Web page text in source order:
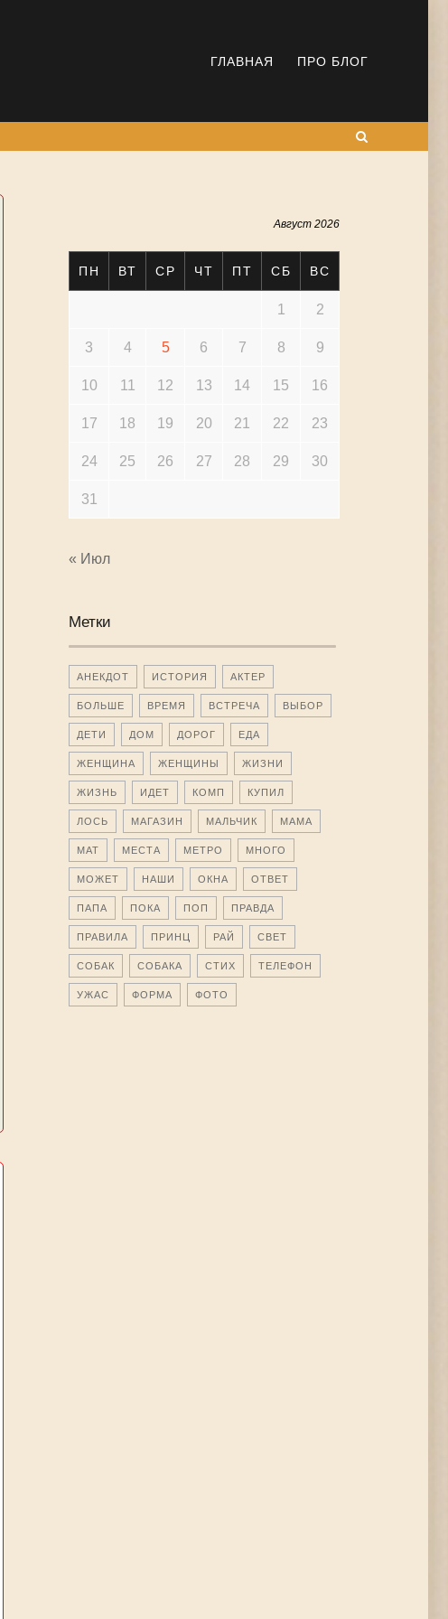
ГЛАВНАЯ ПРО БЛОГ
Август 2026
ПН ВТ СР ЧТ ПТ СБ ВС
1 2
3 4 5 6 7 8 9
10 11 12 13 14 15 16
17 18 19 20 21 22 23
24 25 26 27 28 29 30
31
« Июл
Метки
АНЕКДОТ ИСТОРИЯ АКТЕР
БОЛЬШЕ ВРЕМЯ ВСТРЕЧА ВЫБОР
ДЕТИ ДОМ ДОРОГ ЕДА
ЖЕНЩИНА ЖЕНЩИНЫ ЖИЗНИ
ЖИЗНЬ ИДЕТ КОМП КУПИЛ
ЛОСЬ МАГАЗИН МАЛЬЧИК МАМА
МАТ МЕСТА МЕТРО МНОГО
МОЖЕТ НАШИ ОКНА ОТВЕТ
ПАПА ПОКА ПОП ПРАВДА
ПРАВИЛА ПРИНЦ РАЙ СВЕТ
СОБАК СОБАКА СТИХ ТЕЛЕФОН
УЖАС ФОРМА ФОТО